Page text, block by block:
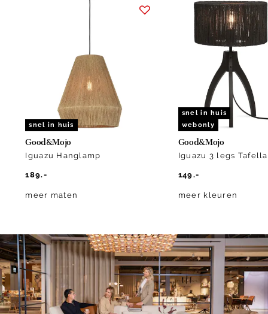
snel in huis
Good&Mojo
Iguazu Hanglamp
189.-
meer maten
snel in huis
webonly
Good&Mojo
Iguazu 3 legs
149.-
meer kleuren